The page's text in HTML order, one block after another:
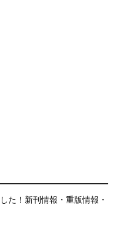
た！新刊情報・重版情報・